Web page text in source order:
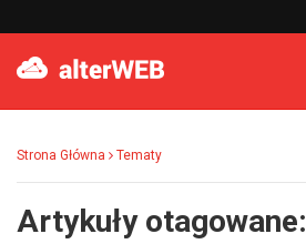
Strona Główna Tematy
Artykuły otagowane: